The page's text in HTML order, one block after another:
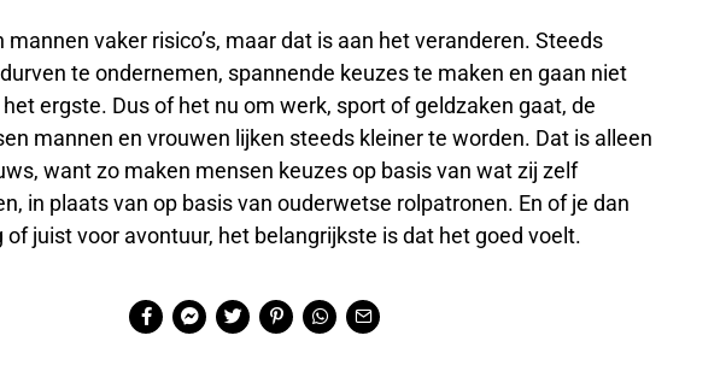
mannen vaker risico’s, maar dat is aan het veranderen. Steeds
te ondernemen, spannende keuzes te maken en gaan niet
ergste. Dus of het nu om werk, sport of geldzaken gaat, de
mannen en vrouwen lijken steeds kleiner te worden. Dat is alleen
want zo maken mensen keuzes op basis van wat zij zelf
in plaats van op basis van ouderwetse rolpatronen. En of je dan
of juist voor avontuur, het belangrijkste is dat het goed voelt.